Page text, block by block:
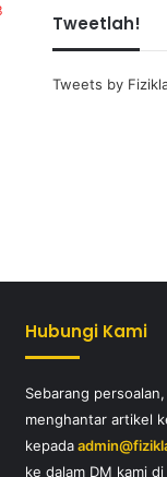
Tweetlah!
Tweets by
Hubungi Kami
Sebarang
menghantar artikel
kepada
ke dalam DM kami